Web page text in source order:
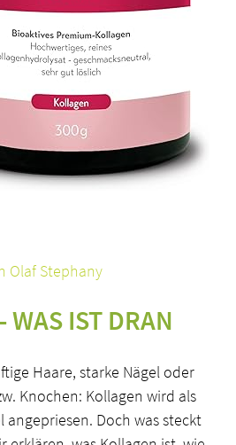
Olaf Stephany
WAS IST DRAN
Haare, starke Nägel oder
Knochen: Kollagen wird als
Doch was steckt